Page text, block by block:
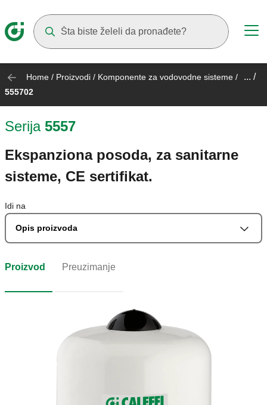
Home / Proizvodi / Komponente za vodovodne sisteme / ... /
555702
Serija 5557
Ekspanziona posoda, za sanitarne
sisteme, CE sertifikat.
Idi na
Opis proizvoda
Proizvod Preuzimanje